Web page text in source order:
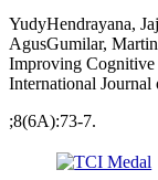
YudyHendrayana,
AgusGumilar,
Improving
International Journal
;8(6A):73-7.